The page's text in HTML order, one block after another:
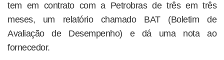
tem em contrato com a Petrobras de três em três
meses, um relatório chamado BAT (Boletim de
Avaliação de Desempenho) e dá uma nota ao
fornecedor.